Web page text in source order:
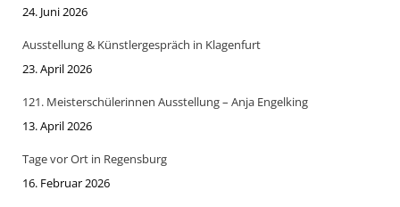
24. Juni 2026
Ausstellung & Künstlergespräch in Klagenfurt
23. April 2026
121. Meisterschülerinnen Ausstellung – Anja Engelking
13. April 2026
Tage vor Ort in Regensburg
16. Februar 2026